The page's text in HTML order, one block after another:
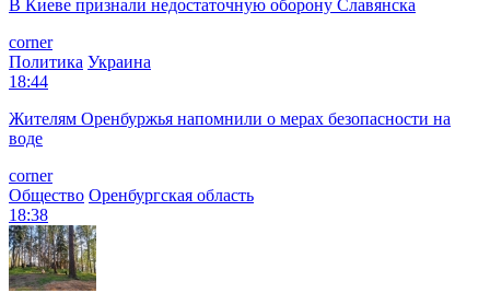
В Киеве признали недостаточную оборону Славянска
corner
Политика Украина
18:44
Жителям Оренбуржья напомнили о мерах безопасности на
воде
corner
Общество Оренбургская область
18:38